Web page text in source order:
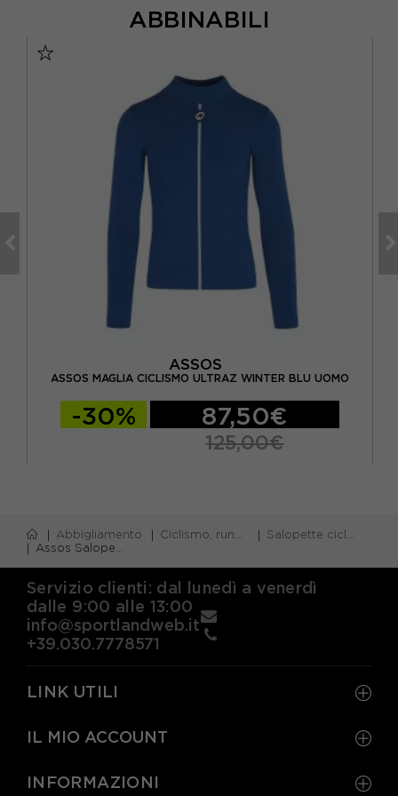
ABBINABILI
ASSOS
ASSOS MAGLIA CICLISMO ULTRAZ WINTER BLU UOMO
-30% 87,50€
125,00€
Abbigliamento Ciclismo, running e piscina
Salopette ciclismo
Assos Salopette Ciclismo Equipe R S11 Blu Uomo
Servizio clienti: dal lunedì a venerdì
dalle 9:00 alle 13:00
info@sportlandweb.it
+39.030.7778571
LINK UTILI
IL MIO ACCOUNT
INFORMAZIONI